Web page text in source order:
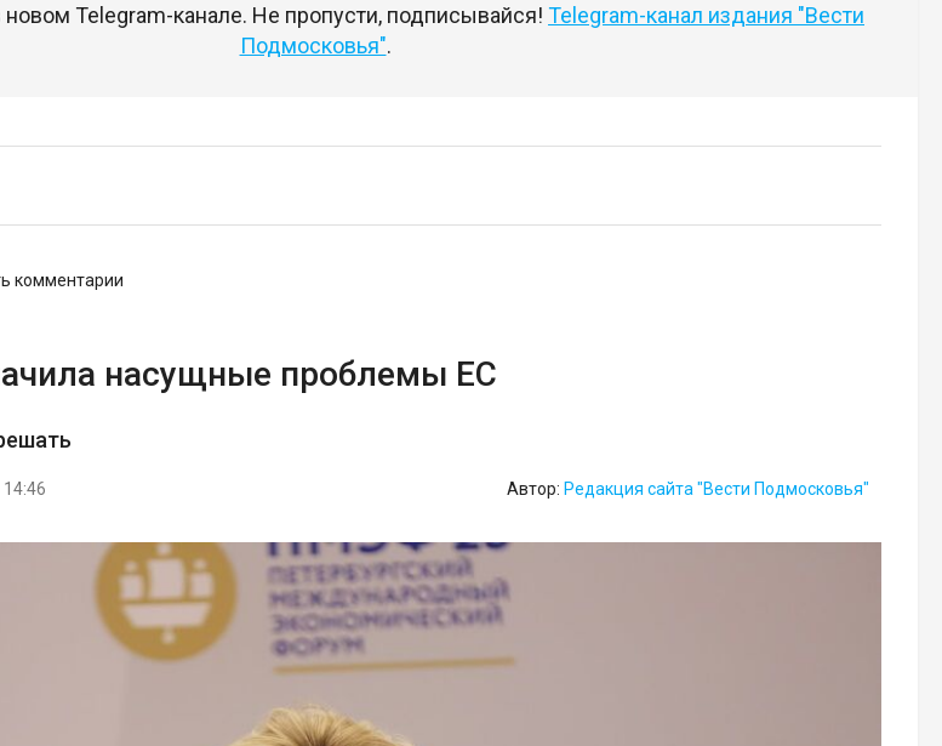
новом Telegram-канале. Не пропусти, подписывайся! Telegram-канал издания "Вести
Подмосковья".
комментарии
насущные проблемы ЕС
Автор: Редакция сайта "Вести Подмосковья"